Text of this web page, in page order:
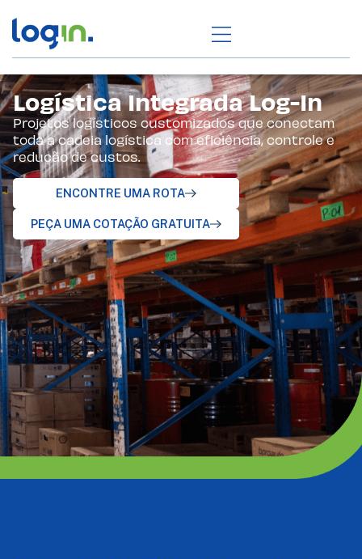
Logística Integrada Log-In
Projetos logísticos customizados que conectam
toda acadeia logística com eficiência, controle e
redução de custos.
ENCONTRE UMA ROTA
PEÇA UMA COTAÇÃO GRATUITA